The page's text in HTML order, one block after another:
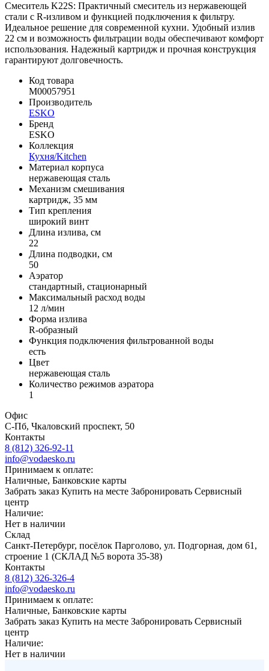
Смеситель K22S: Практичный смеситель из нержавеющей
стали с R-изливом и функцией подключения к фильтру.
Идеальное решение для современной кухни. Удобный излив
22 см и возможность фильтрации воды обеспечивают комфорт
использования. Надежный картридж и прочная конструкция
гарантируют долговечность.
Код товара
M00057951
Производитель
ESKO
Бренд
ESKO
Коллекция
Кухня/Kitchen
Материал корпуса
нержавеющая сталь
Механизм смешивания
картридж, 35 мм
Тип крепления
широкий винт
Длина излива, см
22
Длина подводки, см
50
Аэратор
стандартный, стационарный
Максимальный расход воды
12 л/мин
Форма излива
R-образный
Функция подключения фильтрованной воды
есть
Цвет
нержавеющая сталь
Количество режимов аэратора
1
Офис
С-Пб, Чкаловский проспект, 50
Контакты
8 (812) 326-92-11
info@vodaesko.ru
Принимаем к оплате:
Наличные, Банковские карты
Забрать заказ Купить на месте Забронировать Сервисный
центр
Наличие:
Нет в наличии
Склад
Санкт-Петербург, посёлок Парголово, ул. Подгорная, дом 61,
строение 1 (СКЛАД №5 ворота 35-38)
Контакты
8 (812) 326-326-4
info@vodaesko.ru
Принимаем к оплате:
Наличные, Банковские карты
Забрать заказ Купить на месте Забронировать Сервисный
центр
Наличие:
Нет в наличии